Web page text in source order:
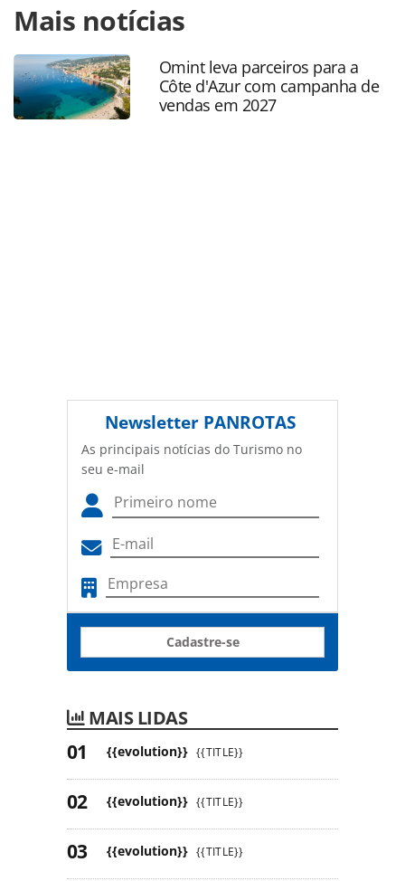
https://www.panrotas.com.br/aviacao/pesquisas-e-
estatisticas/2023/11/passagens-aereas-puxam-inflacao-de-
outubro-que-fica-em-024_201093.html ou as ferramentas
oferecidas na página. Todo o conteúdo produzido pela
PANROTAS Editora é protegido pela legislação brasileira
sobre direito autoral. Não reproduza o conteúdo sem
Mais notícias
Omint leva parceiros para a
Côte d'Azur com campanha de
vendas em 2027
Newsletter PANROTAS
As principais notícias do Turismo no
seu e-mail
Cadastre-se
MAIS LIDAS
{{evolution}} {{TITLE}}
{{evolution}} {{TITLE}}
{{evolution}} {{TITLE}}